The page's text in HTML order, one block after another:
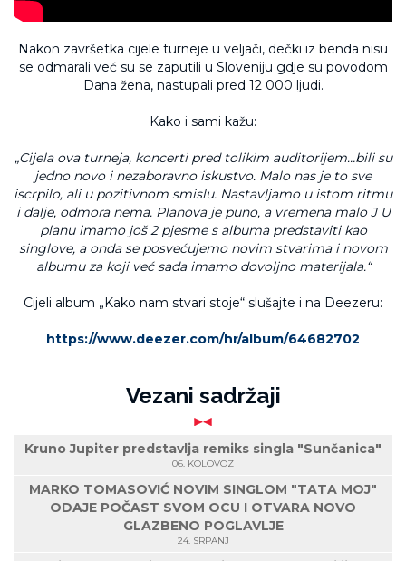
Nakon završetka cijele turneje u veljači, dečki iz benda nisu
se odmarali već su se zaputili u Sloveniju gdje su povodom
Dana žena, nastupali pred 12 000 ljudi.
Kako i sami kažu:
„Cijela ova turneja, koncerti pred tolikim auditorijem…bili su
jedno novo i nezaboravno iskustvo. Malo nas je to sve
iscrpilo, ali u pozitivnom smislu. Nastavljamo u istom ritmu
i dalje, odmora nema. Planova je puno, a vremena maloJU
planu imamo još 2 pjesme s albuma predstaviti kao
singlove, a onda se posvećujemo novim stvarima i novom
albumu za koji već sada imamo dovoljno materijala.“
Cijeli album „Kako nam stvari stoje“ slušajte i na Deezeru:
https://www.deezer.com/hr/album/64682702
Vezani sadržaji
Kruno Jupiter predstavlja remiks singla "Sunčanica"
06. KOLOVOZ
MARKO TOMASOVIĆ NOVIM SINGLOM "TATA MOJ"
ODAJE POČAST SVOM OCU I OTVARA NOVO
GLAZBENO POGLAVLJE
24. SRPANJ